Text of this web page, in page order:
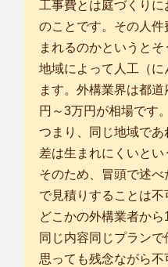
工事費とは庭づくりに
のことです。その人
まれるのかというとそ
地域によって人工（
ます。外構業界は都
円～3万円が相場です。
つまり、同じ地域であ
差は生まれにくいとい
そのため、冒頭で述
で見積りすることは不
どこかの外構業者から
同じ内容同じプラン
思っても残念ながら不